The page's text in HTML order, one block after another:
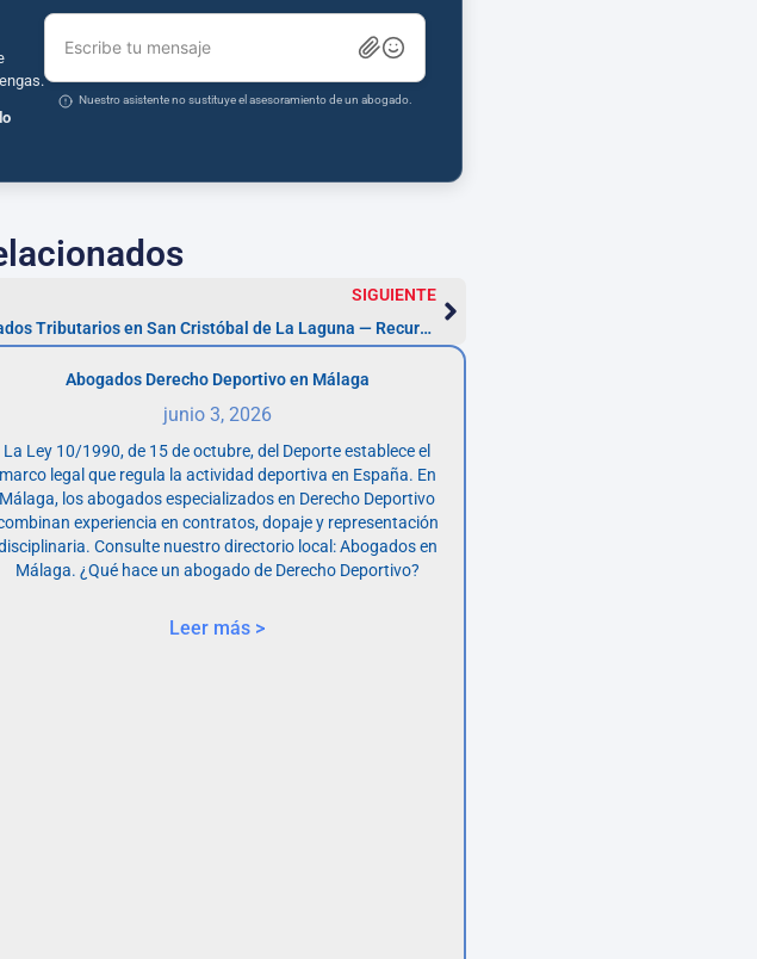
Escribe tu mensaje
Nuestro asistente no sustituye el asesoramiento de un abogado.
SIGUIENTE
Abogados Tributarios en San Cristóbal de La Laguna — Recurso en 1 mes
Abogados Derecho Deportivo en Málaga
junio 3, 2026
La Ley 10/1990, de 15 de octubre, del Deporte establece el
marco legal que regula la actividad deportiva en España. En
Málaga, los abogados especializados en Derecho Deportivo
experiencia en contratos, dopaje y representación
Consulte nuestro directorio local: Abogados en
Málaga. ¿Qué hace un abogado de Derecho Deportivo?
Leer más >